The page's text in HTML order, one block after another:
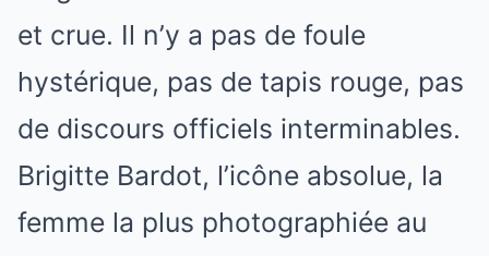
et crue. Il n’y a pas de foule
hystérique, pas de tapis rouge, pas
de discours officiels interminables.
Brigitte Bardot, l’icône absolue, la
femme la plus photographiée au